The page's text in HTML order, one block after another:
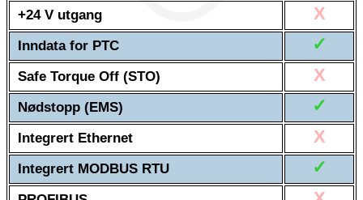
+24 V utgang X
Inndata for PTC ✓
Safe Torque Off (STO) X
Nødstopp (EMS) ✓
Integrert Ethernet X
Integrert MODBUS RTU ✓